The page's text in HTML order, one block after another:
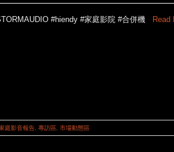
#hiendy #家庭影院 #合併機 Read
庭影音報告, 專訪區, 市場動態區